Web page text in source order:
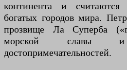
континента и
богатых городов мира.
прозвище Ла Суперба
морской славы и
достопримечательностей.